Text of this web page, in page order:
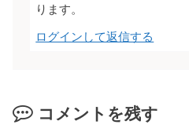
ります。
ログインして返信する
コメントを残す